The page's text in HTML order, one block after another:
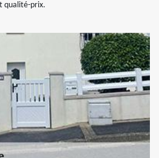
qualité-prix.